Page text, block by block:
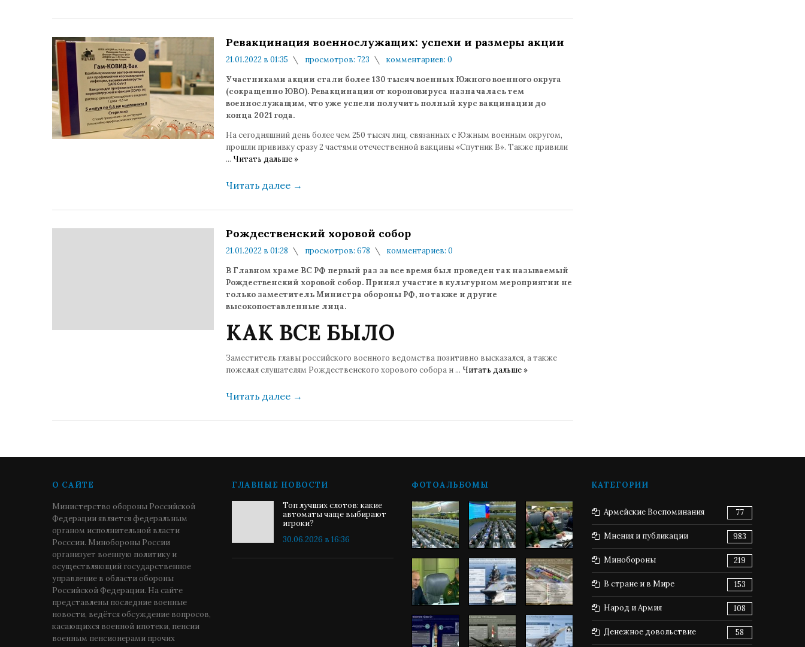
Ревакцинация военнослужащих: успехи и размеры акции
21.01.2022 в 01:35 просмотров: 723
комментариев: 0
Участниками акции стали более 130 тысяч военных Южного военного округа
(сокращенно ЮВО). Ревакцинация от короновируса назначалась тем
военнослужащим, что уже успели получить полный курс вакцинации до
конца 2021 года.
На сегодняшний день более чем 250 тысяч лиц, связанных с Южным военным округом,
прошли прививку сразу 2 частями отечественной вакцины «Спутник В». Также привили
... Читать дальше »
Читать далее →
Рождественский хоровой собор
21.01.2022 в 01:28 просмотров: 678
комментариев: 0
В Главном храме ВС РФ первый раз за все время был проведен так называемый
Рождественский хоровой собор. Принял участие в культурном мероприятии не
только заместитель Министра обороны РФ, но также и другие
высокопоставленные лица.
КАК ВСЕ БЫЛО
Заместитель главы российского военного ведомства позитивно высказался, а также
пожелал слушателям Рождественского хорового собора н ... Читать дальше »
Читать далее →
О САЙТЕ
Министерство обороны Российской
Федерации является федеральным
органом исполнительной власти
Росссии. Минобороны России
организует военную политику и
осуществляющий государственное
управление в области обороны
Российской Федерации. На сайте
представлены последние военные
новости, ведётся обсуждение вопросов,
касающихся военной ипотеки, пенсии
военным пенсионерами прочих
ГЛАВНЫЕ НОВОСТИ
Топ лучших слотов: какие
автоматы чаще выбирают
игроки?
30.06.2026 в 16:36
ФОТОАЛЬБОМЫ КАТЕГОРИИ
Армейские Воспоминания 77
Мнения и публикации 983
Минобороны 219
В стране и в Мире 153
Народ и Армия 108
Денежное довольствие 58